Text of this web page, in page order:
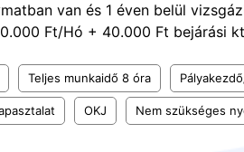
van és 1 éven belül
Ft/Hó + 40.000 Ft bejárási
Teljes munkaidő 8 óra
OKJ Nem szükséges